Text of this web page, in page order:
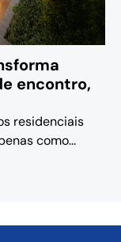
encontro,
residenciais
como...